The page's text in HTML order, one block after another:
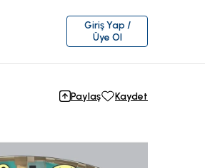
Giriş Yap /
Üye Ol
Paylaş Kaydet